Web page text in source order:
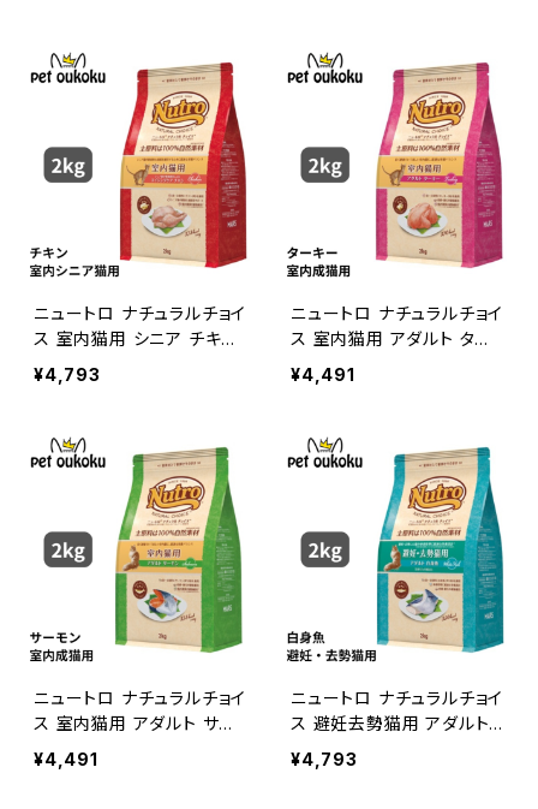
ニュートロ ナチュラルチョイ
ス 室内猫用 シニア チキン
2kg 4562358785405
¥4,793
ニュートロ ナチュラルチョイ
ス 室内猫用 アダルト ター
キー 2kg 456235878543
¥4,491
ニュートロ ナチュラルチョイ
ス 室内猫用 アダルト サー
モン 2kg 456235878549
¥4,491
ニュートロ ナチュラルチョイ
ス 避妊去勢猫用 アダルト
白身魚 2kg 4562358785
528
¥4,793